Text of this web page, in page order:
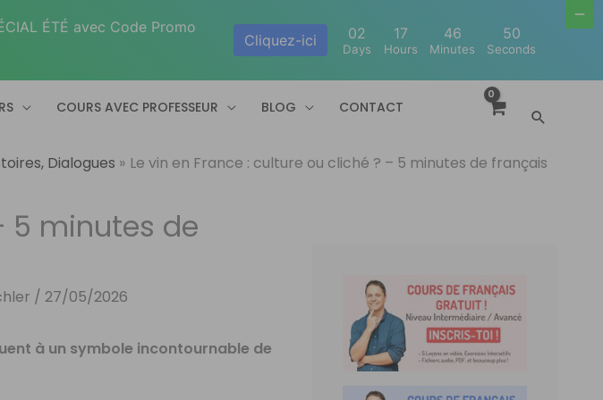
COURS AVEC PROFESSEUR BLOG
CONTACT
Dialogues Le vin en France : culture ou cliché ? – 5 minutes de français
5 minutes de
/ 27/05/2026
à un symbole incontournable de
ÉTÉ avec Code Promo
Cliquez-ici 02
Days
17
Hours
46
Minutes
50
Seconds